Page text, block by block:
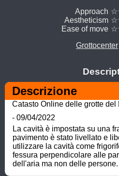
Approach
Aestheticism
Ease of move
Grottocenter
Descrizione
Catasto Online delle grotte
- 09/04/2022
La cavità è impostata su una
pavimento è stato livellato e
utilizzare la cavità come
fessura perpendicolare alle
dell'aria ma non delle persone.